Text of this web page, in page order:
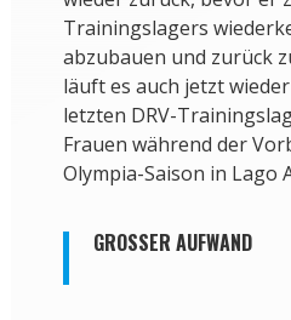
Trainingslagers
abzubauen und zurück
läuft es auch jetzt
letzten DRV-
Frauen während der
Olympia-Saison in Lago
GROSSER AUFWAND